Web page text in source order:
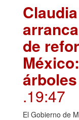
de
.19:47
El Gobierno de